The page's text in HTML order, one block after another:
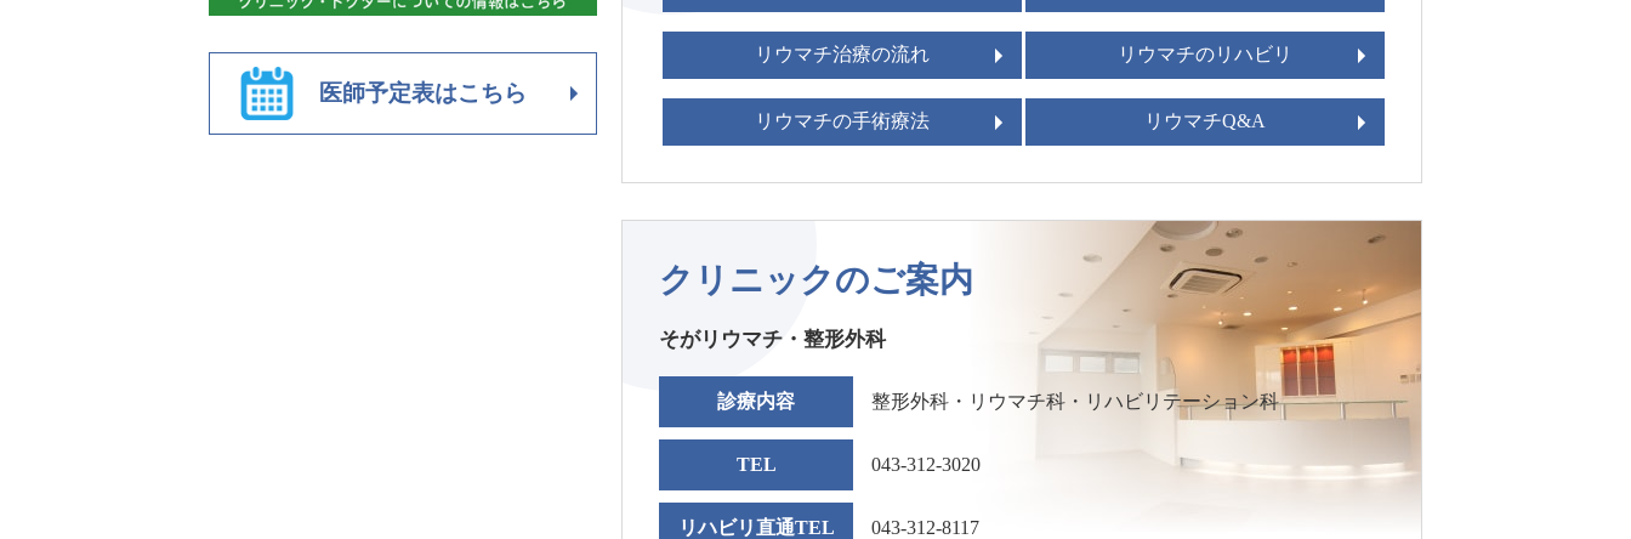
リウマチ治療の流れ リウマチのリハビリ
リウマチの手術療法 リウマチQ&A
クリニックのご案内
そがリウマチ・整形外科
診療内容 整形外科・リウマチ科・リハビリテーション科
TEL 043-312-3020
リハビリ直通TEL 043-312-8117
医師予定表はこちら